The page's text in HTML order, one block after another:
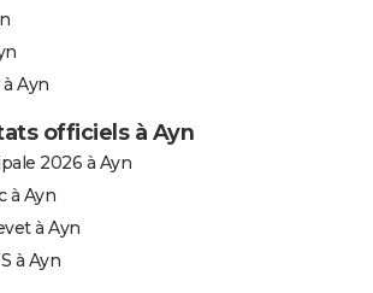
Ayn
officiels à Ayn
2026 à Ayn
à Ayn
à Ayn
à Ayn